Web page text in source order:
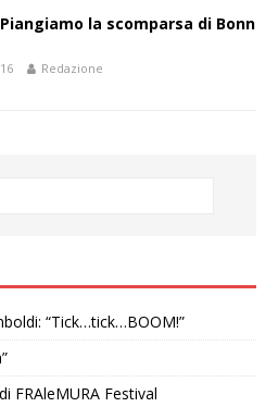
la scomparsa di Bonn
Redazione
“Tick…tick…BOOM!”
FRAleMURA Festival